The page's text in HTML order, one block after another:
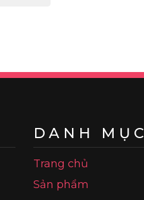
DANH MỤC
Trang chủ
Sản phẩm